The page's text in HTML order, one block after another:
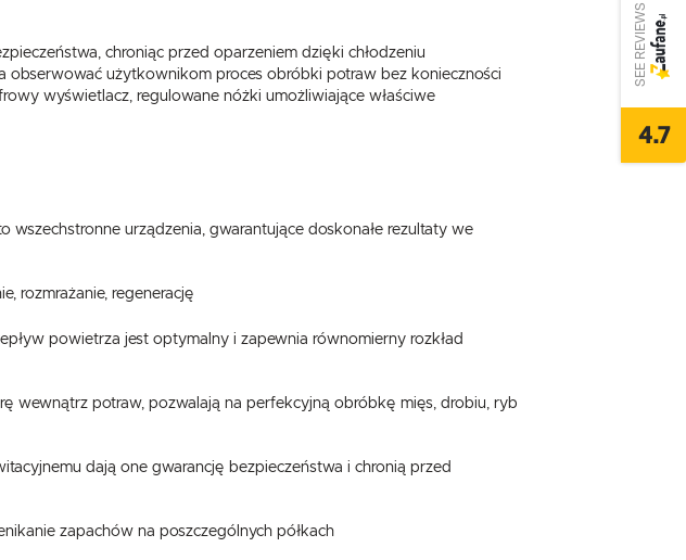
chroniąc przed oparzeniem dzięki chłodzeniu
użytkownikom proces obróbki potraw bez konieczności
wyświetlacz, regulowane nóżki umożliwiające właściwe
urządzenia, gwarantujące doskonałe rezultaty we
rozmrażanie, regenerację
powietrza jest optymalny i zapewnia równomierny rozkład
wewnątrz potraw, pozwalają na perfekcyjną obróbkę mięs, drobiu, ryb
dają one gwarancję bezpieczeństwa i chronią przed
zapachów na poszczególnych półkach
swoich ustawień.
w celu m.in. dostosowania Twoich
Dzięki plikom cookies strona,
SEE REVIEWS
4.7